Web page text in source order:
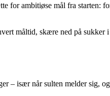
for ambitiøse mål fra
måltid, skære ned på
– især når sulten melder sig,